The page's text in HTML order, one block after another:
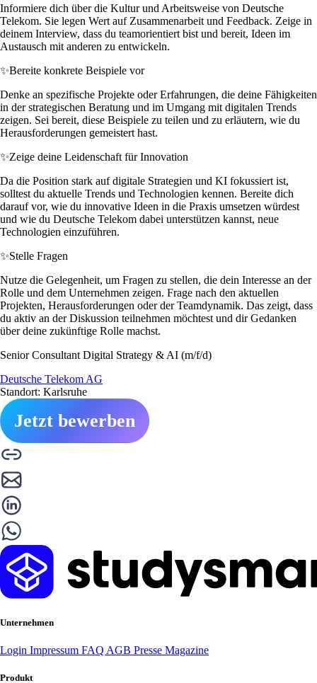
Informiere dich über die Kultur und Arbeitsweise von Deutsche
Telekom. Sie legen Wert auf Zusammenarbeit und Feedback. Zeige in
deinem Interview, dass du teamorientiert bist und bereit, Ideen im
Austausch mit anderen zu entwickeln.
✨Bereite konkrete Beispiele vor
Denke an spezifische Projekte oder Erfahrungen, die deine Fähigkeiten
in der strategischen Beratung und im Umgang mit digitalen Trends
zeigen. Sei bereit, diese Beispiele zu teilen und zu erläutern, wie du
Herausforderungen gemeistert hast.
✨Zeige deine Leidenschaft für Innovation
Da die Position stark auf digitale Strategien und KI fokussiert ist,
solltest du aktuelle Trends und Technologien kennen. Bereite dich
darauf vor, wie du innovative Ideen in die Praxis umsetzen würdest
und wie du Deutsche Telekom dabei unterstützen kannst, neue
Technologien einzuführen.
✨Stelle Fragen
Nutze die Gelegenheit, um Fragen zu stellen, die dein Interesse an der
Rolle und dem Unternehmen zeigen. Frage nach den aktuellen
Projekten, Herausforderungen oder der Teamdynamik. Das zeigt, dass
du aktiv an der Diskussion teilnehmen möchtest und dir Gedanken
über deine zukünftige Rolle machst.
Senior Consultant Digital Strategy & AI (m/f/d)
Deutsche Telekom AG
Standort: Karlsruhe
Jetzt bewerben
Unternehmen
Login Impressum FAQ AGB Presse Magazine
Produkt